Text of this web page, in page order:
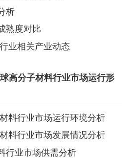
析
熟度对比
业相关产业动态
高分子材料行业市场运行形
料行业市场运行环境分析
料行业市场发展情况分析
行业市场供需分析